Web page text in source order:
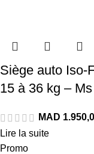
Siège auto Iso-
15 à 36 kg – Ms
Lire la suite
Promo